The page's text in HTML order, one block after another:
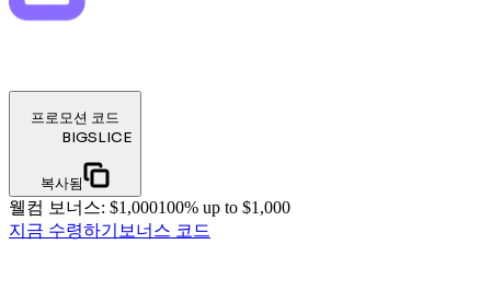
프로모션 코드
BIGSLICE
복사됨
웰컴 보너스: $1,000100% up to $1,000
지금 수령하기 보너스 코드